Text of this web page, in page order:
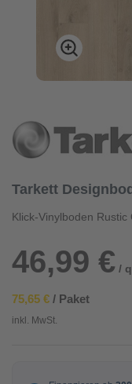
Tarkett
Klick-Vinylboden Rustic
46,99 € /
75,65 € / Paket
inkl. MwSt.